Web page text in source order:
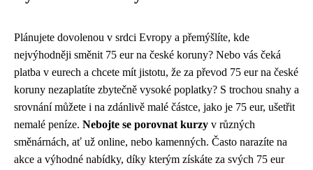
Plánujete dovolenou v srdci Evropy a přemýšlíte, kde
nejvýhodněji směnit 75 eur na české koruny? Nebo vás čeká
platba v eurech a chcete mít jistotu, že za převod 75 eur na české
koruny nezaplatíte zbytečně vysoké poplatky? S trochou snahy a
srovnání můžete i na zdánlivě malé částce, jako je 75 eur, ušetřit
nemalé peníze. Nebojte se porovnat kurzy v různých
směnárnách, ať už online, nebo kamenných. Často narazíte na
akce a výhodné nabídky, díky kterým získáte za svých 75 eur